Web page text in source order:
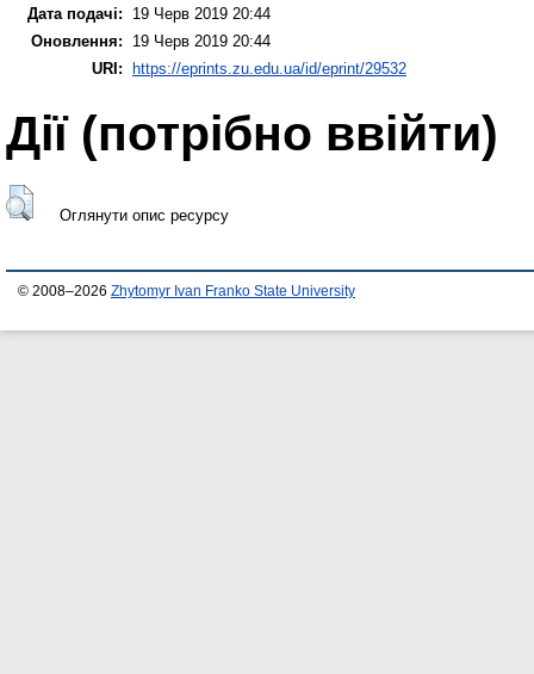
Дата подачі:
19 Черв 2019 20:44
Оновлення:
19 Черв 2019 20:44
URI: https://eprints.zu.edu.ua/id/eprint/29532
Дії ​​(потрібно ввійти)
Оглянути опис ресурсу
© 2008–2026 Zhytomyr Ivan Franko State University